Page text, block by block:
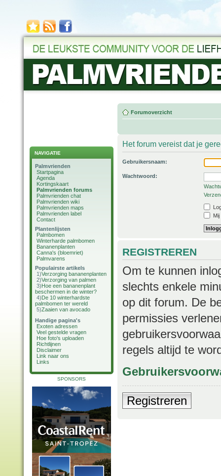
NAVIGATIE
Palmvrienden
Startpagina
Agenda
Kortingskaart
Palmvrienden forums
Palmvrienden chat
Palmvrienden wiki
Palmvrienden maps
Palmvrienden label
Contact
Plantenlijsten
Palmbomen
Winterharde palmbomen
Bananenplanten
Canna's (bloemriet)
Palmvarens
Populairste artikels
1)Verzorging bananenplanten
2)Verzorging van palmen
3)Hoe een bananenplant
beschermen in de winter?
4)De 10 winterhardste
palmbomen ter wereld
5)Zaaien van avocado
Handige pagina's
Exoten adressen
Veel gestelde vragen
Hoe foto's uploaden
Richtlijnen
Disclaimer
Link naar ons
Links
SPONSORS
Forumoverzicht
Het forum vereist dat je
Gebruikersnaam:
Wachtwoord:
REGISTREREN
Om te kunnen
slechts enkele
op dit forum. De
permissies
regels altijd te
Registreren